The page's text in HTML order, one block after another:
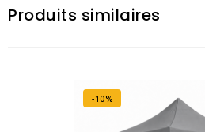
Produits similaires
-10%